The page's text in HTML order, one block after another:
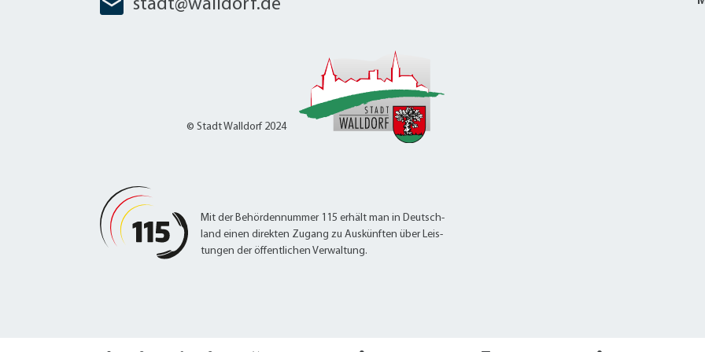
stadt@walldorf.de
© Stadt Walldorf 2024
Mit der Behördennummer 115 erhält man in Deutsch-
land einen direkten Zugang zu Auskünften über Leis-
tungen der öffentlichen Verwaltung.